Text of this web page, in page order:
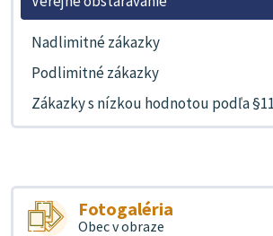
Nadlimitné zákazky
Podlimitné zákazky
Zákazky s nízkou hodnotou podľa
Fotogaléria
Obec v obraze